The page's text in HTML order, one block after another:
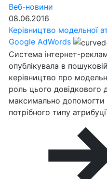
Веб-новини
08.06.2016
Керівництво модельної
Google AdWords
Система інтернет-
опублікувала в
керівництво про
роль цього довідкового
максимально
потрібного типу